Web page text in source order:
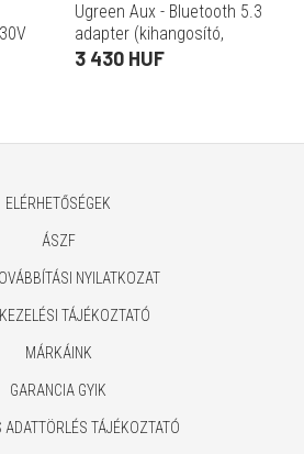
Ugreen Aux - Bluetooth 5.3
adapter (kihangosító,
3,5mm Jack, autós,
3 430 HUF
ELÉRHETŐSÉGEK
ÁSZF
NYILATKOZAT
TÁJÉKOZTATÓ
MÁRKÁINK
GARANCIA GYIK
ADATTÖRLÉS TÁJÉKOZTATÓ